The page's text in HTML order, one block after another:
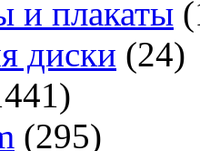
и плакаты
диски (24)
(295)